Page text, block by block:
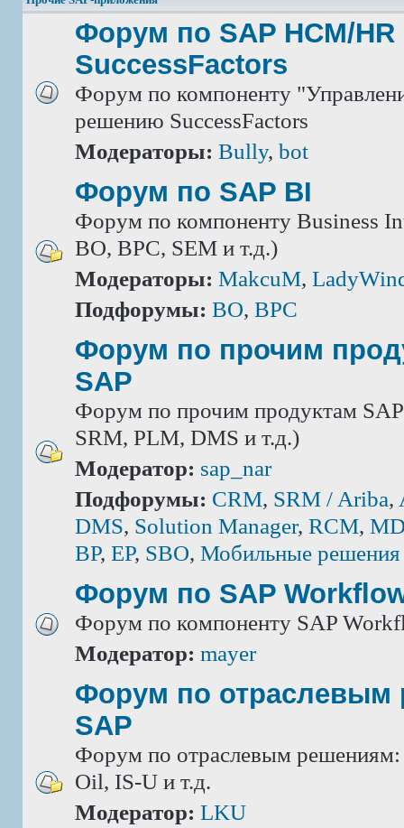
Форум по SAP HCM/HR
SuccessFactors
Форум по компоненту
решению SuccessFactors
Модераторы: Bully, bot
Форум по SAP BI
Форум по компоненту Business
BO, BPC, SEM и т.д.)
Модераторы: MakcuM,
Подфорумы: BO, BPC
Форум по прочим
SAP
Форум по прочим продуктам
SRM, PLM, DMS и т.д.)
Модератор: sap_nar
Подфорумы: CRM, SRM / Ariba,
DMS, Solution Manager, RCM,
BP, EP, SBO, Мобильные решения
Форум по SAP
Форум по компоненту SAP
Модератор: mayer
Форум по отраслевым
SAP
Форум по отраслевым
Oil, IS-U и т.д.
Модератор: LKU